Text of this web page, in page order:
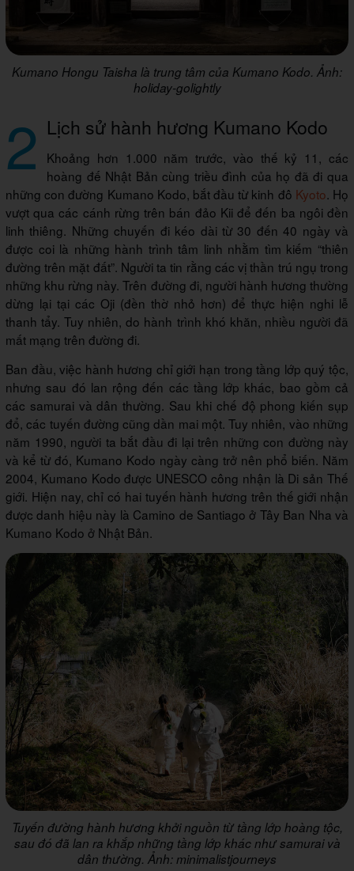
Kumano Hongu Taisha là trung tâm của Kumano Kodo. Ảnh:
holiday-golightly
2 Lịch sử hành hương Kumano Kodo
Khoảng hơn 1.000 năm trước, vào thế kỷ 11, các
hoàng đế Nhật Bản cùng triều đình của họ đã đi qua
những con đường Kumano Kodo, bắt đầu từ kinh đô Kyoto. Họ
vượt qua các cánh rừng trên bán đảo Kii để đến ba ngôi đền
linh thiêng. Những chuyến đi kéo dài từ 30 đến 40 ngày và
được coi là những hành trình tâm linh nhằm tìm kiếm “thiên
đường trên mặt đất”. Người ta tin rằng các vị thần trú ngụ trong
những khu rừng này. Trên đường đi, người hành hương thường
dừng lại tại các Oji (đền thờ nhỏ hơn) để thực hiện nghi lễ
thanh tẩy. Tuy nhiên, do hành trình khó khăn, nhiều người đã
mất mạng trên đường đi.
Ban đầu, việc hành hương chỉ giới hạn trong tầng lớp quý tộc,
nhưng sau đó lan rộng đến các tầng lớp khác, bao gồm cả
các samurai và dân thường. Sau khi chế độ phong kiến sụp
đổ, các tuyến đường cũng dần mai một. Tuy nhiên, vào những
năm 1990, người ta bắt đầu đi lại trên những con đường này
và kể từ đó, Kumano Kodo ngày càng trở nên phổ biến. Năm
2004, Kumano Kodo được UNESCO công nhận là Di sản Thế
giới. Hiện nay, chỉ có hai tuyến hành hương trên thế giới nhận
được danh hiệu này là Camino de Santiago ở Tây Ban Nha và
Kumano Kodo ở Nhật Bản.
Tuyến đường hành hương khởi nguồn từ tầng lớp hoàng tộc,
sau đó đã lan ra khắp những tầng lớp khác như samurai và
dân thường. Ảnh: minimalistjourneys